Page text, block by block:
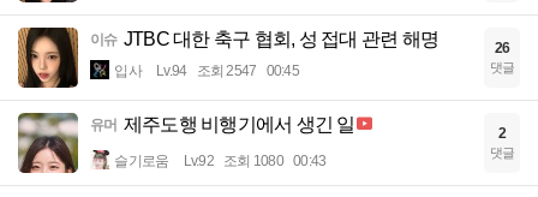
이슈 JTBC 대한 축구 협회, 성 접대 관련 해명
입사 Lv.94 조회 2547 00:45
26
댓글
유머 제주도행 비행기에서 생긴 일
슬기로움 Lv.92 조회 1080 00:43
2
댓글